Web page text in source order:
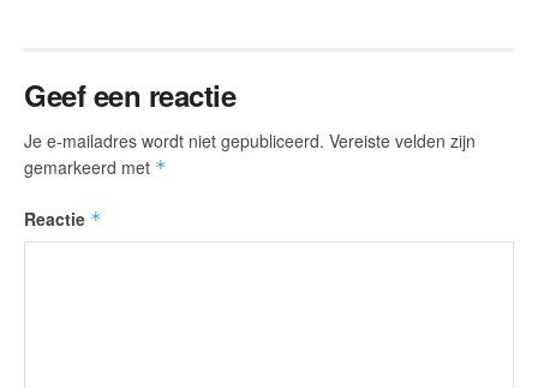
Geef een reactie
Je e-mailadres wordt niet gepubliceerd. Vereiste velden zijn
gemarkeerd met *
Reactie *